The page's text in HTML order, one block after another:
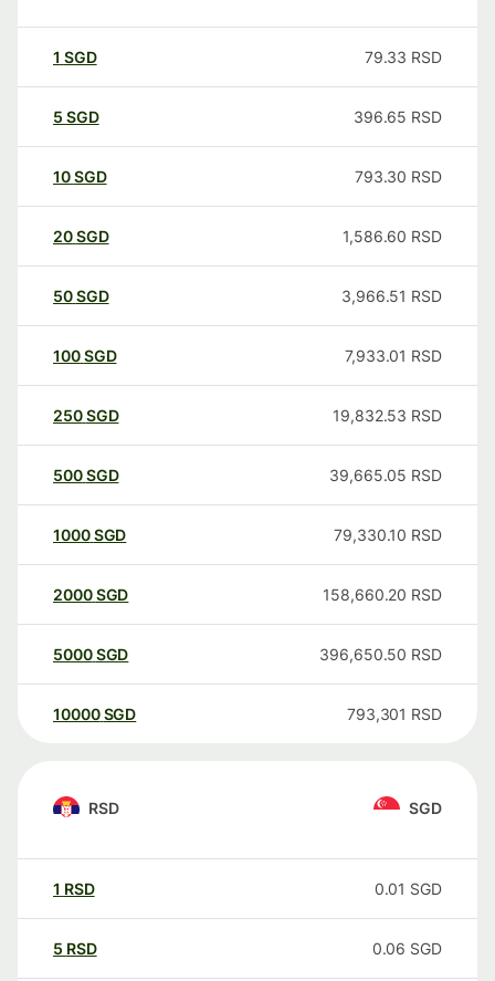
1 SGD 79.33 RSD
5 SGD 396.65 RSD
10SGD 793.30 RSD
20SGD 1,586.60 RSD
50SGD 3,966.51 RSD
100SGD 7,933.01 RSD
250SGD 19,832.53 RSD
500SGD 39,665.05 RSD
1000SGD 79,330.10 RSD
2000SGD 158,660.20 RSD
5000SGD 396,650.50 RSD
10000 SGD 793,301 RSD
RSD SGD
1 RSD 0.01 SGD
5 RSD 0.06 SGD